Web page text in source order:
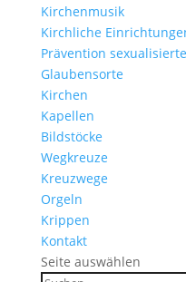
Kirchen­musik
Kirch­liche
Präven­tion
Glau­ben­s­orte
Kirchen
Kapellen
Bild­stöcke
Wegkreuze
Kreuz­wege
Orgeln
Krippen
Kontakt
Seite auswählen